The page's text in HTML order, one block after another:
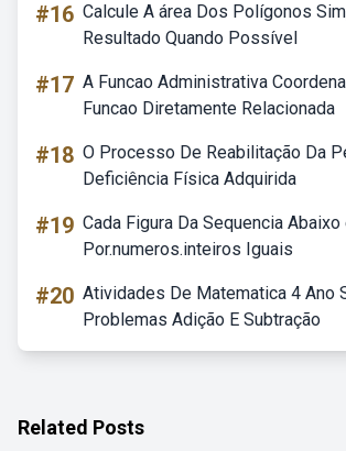
#16 Calcule A área Dos Polígonos
Resultado Quando Possível
#17 A Funcao Administrativa
Funcao Diretamente Relacionada
#18 O Processo De Reabilitação Da
Deficiência Física Adquirida
#19 Cada Figura Da Sequencia Abaixo
Por.numeros.inteiros Iguais
#20 Atividades De Matematica 4 Ano
Problemas Adição E Subtração
Related Posts